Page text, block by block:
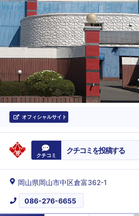
オフィシャルサイト
クチコミ クチコミを投稿する
岡山県岡山市中区倉富362-1
086-276-6655